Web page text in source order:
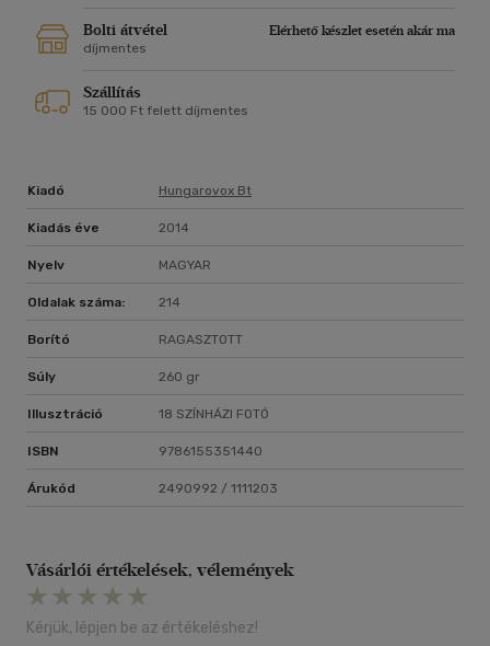
Bolti átvétel
Elérhető készlet esetén akár ma
díjmentes
Szállítás
15 000 Ft felett díjmentes
Kiadó Hungarovox Bt
Kiadás éve 2014
Nyelv MAGYAR
Oldalak száma: 214
Borító RAGASZTOTT
Súly 260 gr
Illusztráció 18 SZÍNHÁZI FOTÓ
ISBN 9786155351440
Árukód 2490992 / 1111203
Vásárlói értékelések, vélemények
Kérjük, lépjen be az értékeléshez!